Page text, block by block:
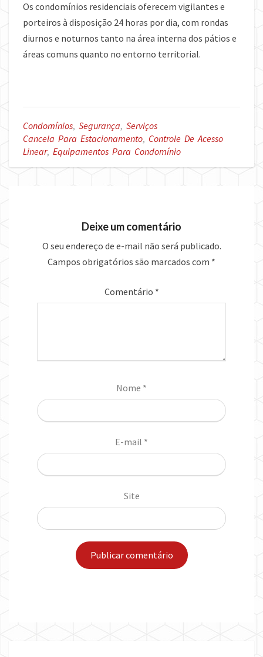
Os condomínios residenciais oferecem vigilantes e
porteiros à disposição 24 horas por dia, com rondas
diurnos e noturnos tanto na área interna dos pátios e
áreas comuns quanto no entorno territorial.
Condomínios, Segurança, Serviços
Cancela Para Estacionamento, Controle De Acesso
Linear, Equipamentos Para Condomínio
Deixe um comentário
O seu endereço de e-mail não será publicado.
Campos obrigatórios são marcados com *
Comentário *
Nome *
E-mail *
Site